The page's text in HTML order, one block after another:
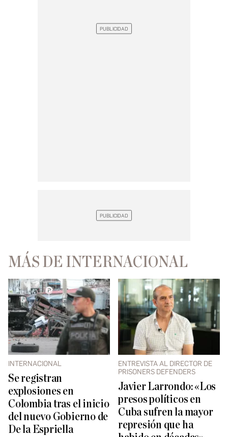
MÁS DE INTERNACIONAL
INTERNACIONAL
Se registran
explosiones en
Colombia tras el inicio
del nuevo Gobierno de
De la Espriella
ENTREVISTA AL DIRECTOR DE
PRISONERS DEFENDERS
Javier Larrondo: «Los
presos políticos en
Cuba sufren la mayor
represión que ha